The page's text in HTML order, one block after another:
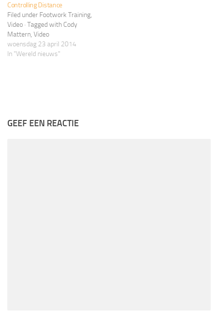
Controlling Distance
Filed under Footwork Training,
Video · Tagged with Cody
Mattern, Video
woensdag 23 april 2014
In "Wereld nieuws"
GEEF EEN REACTIE